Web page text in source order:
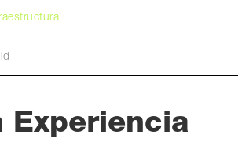
Experiencia